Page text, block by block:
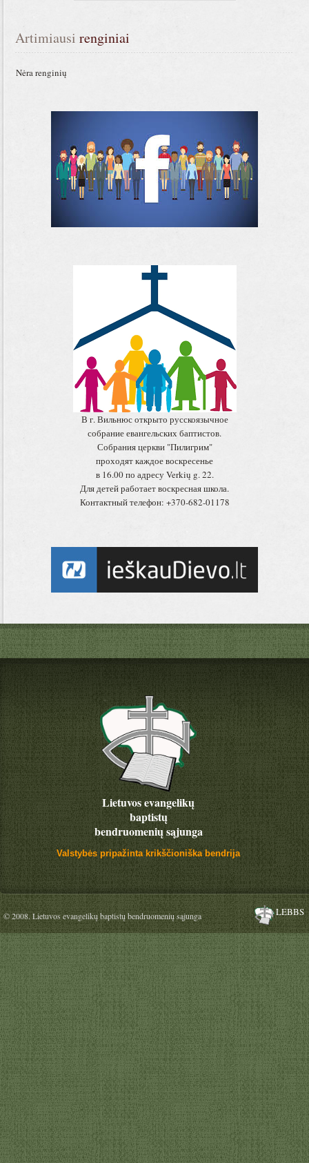
Artimiausi renginiai
Nėra renginių
В г. Вильнюс открыто русскоязычное
собрание евангельских баптистов.
Собрания церкви "Пилигрим"
проходят каждое воскресенье
в 16.00 по адресу Verkių g. 22.
Для детей работает воскресная школа.
Контактный телефон: +370-682-01178
Lietuvos evangelikų
baptistų
bendruomenių sąjunga
Valstybės pripažinta krikščioniška bendrija
© 2008. Lietuvos evangelikų baptistų bendruomenių sąjunga LEBBS